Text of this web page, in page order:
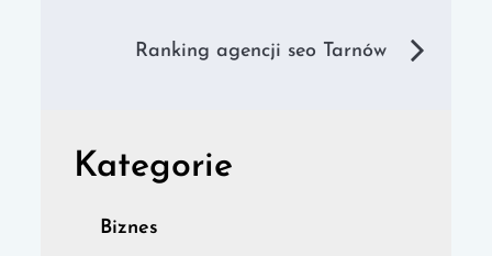
Ranking agencji seo Tarnów
Kategorie
Biznes